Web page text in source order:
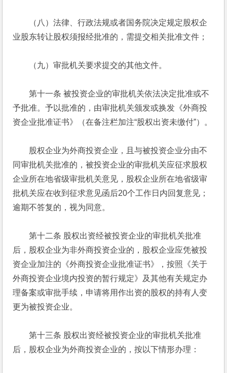
（八）法律、行政法规或者国务院决定规定股权企
业股东转让股权须报经批准的，需提交相关批准文件；
（九）审批机关要求提交的其他文件。
第十一条 被投资企业的审批机关依法决定批准或不
予批准。予以批准的，由审批机关颁发或换发《外商投
股权企业为外商投资企业，且与被投资企业分由不
同审批机关批准的，被投资企业的审批机关应征求股权
企业所在地省级审批机关意见，股权企业所在地省级审
批机关应在收到征求意见函后20个工作日内回复意见；
逾期不答复的，视为同意。
第十二条 股权出资经被投资企业的审批机关批准
后，股权企业为非外商投资企业的，股权企业应凭被投
资企业加注的《外商投资企业批准证书》，按照《关于
外商投资企业境内投资的暂行规定》及其他有关规定办
理备案或审批手续，申请将用作出资的股权的持有人变
更为被投资企业。
第十三条 股权出资经被投资企业的审批机关批准
后，股权企业为外商投资企业的，按以下情形办理：